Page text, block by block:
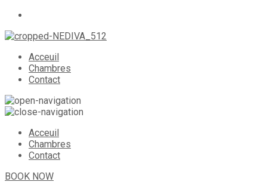
Acceuil
Chambres
Contact
Acceuil
Chambres
Contact
BOOK NOW